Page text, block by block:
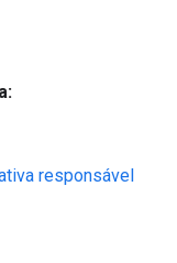
responsável